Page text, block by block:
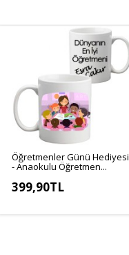
Öğretmenler Günü Hediyesi
- Anaokulu Öğretmen...
399,90TL